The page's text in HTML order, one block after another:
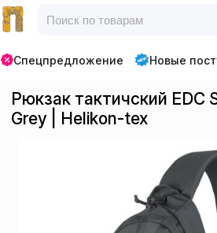
Спецпредложение Новые
Рюкзак тактичский EDC
Grey | Helikon-tex